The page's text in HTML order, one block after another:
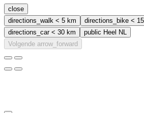
close
directions_walk < 5 km directions_bike <
directions_car< 30 km public Heel NL
Volgende arrow_forward